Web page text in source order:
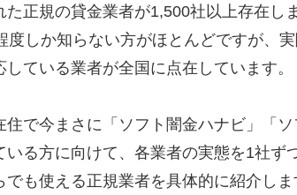
た正規の貸金業者が1,500社以上存在し
度しか知らない方がほとんどですが、
ている業者が全国に点在しています。
住で今まさに「ソフト闇金ハナビ」「
いる方に向けて、各業者の実態を1社ず
も使える正規業者を具体的に紹介しま